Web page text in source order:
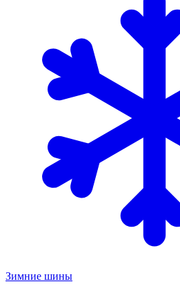
Зимние шины